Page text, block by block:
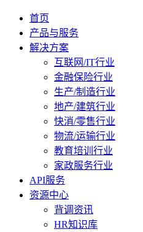
首页
产品与服务
解决方案
互联网/IT行业
金融保险行业
生产/制造行业
地产/建筑行业
快消/零售行业
物流/运输行业
教育培训行业
家政服务行业
API服务
资源中心
背调资讯
HR知识库